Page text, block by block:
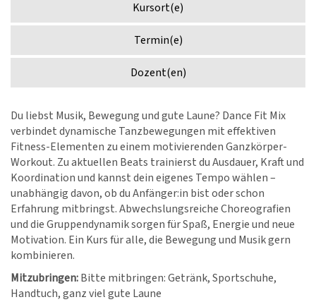
Kursort(e)
Termin(e)
Dozent(en)
Du liebst Musik, Bewegung und gute Laune? Dance Fit Mix
verbindet dynamische Tanzbewegungen mit effektiven
Fitness-Elementen zu einem motivierenden Ganzkörper-
Workout. Zu aktuellen Beats trainierst du Ausdauer, Kraft und
Koordination und kannst dein eigenes Tempo wählen –
unabhängig davon, ob du Anfänger:in bist oder schon
Erfahrung mitbringst. Abwechslungsreiche Choreografien
und die Gruppendynamik sorgen für Spaß, Energie und neue
Motivation. Ein Kurs für alle, die Bewegung und Musik gern
kombinieren.
Mitzubringen:Bitte mitbringen: Getränk, Sportschuhe,
Handtuch, ganz viel gute Laune